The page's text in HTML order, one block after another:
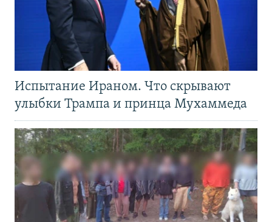
Испытание Ираном. Что скрывают
улыбки Трампа и принца Мухаммеда